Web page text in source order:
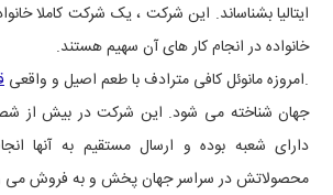
ایتالیا بشناساند. این شرکت ، یک شرکت کاملا
خانواده در انجام کار های آن سهیم هستند.
.امروزه مانوئل کافی مترادف با طعم اصیل و واقعی
جهان شناخته می شود. این شرکت در بیش از
دارای شعبه بوده و ارسال مستقیم به آنها
محصولاتش در سراسر جهان پخش و به فروش می